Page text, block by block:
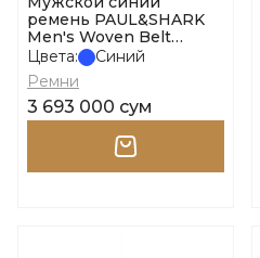
ремень PAUL&SHARK
Men's Woven Belt
размер 100
Цвета:
Синий
Ремни
3 693 000 сум